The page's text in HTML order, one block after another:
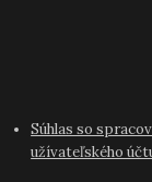
Súhlas so
užívateľského